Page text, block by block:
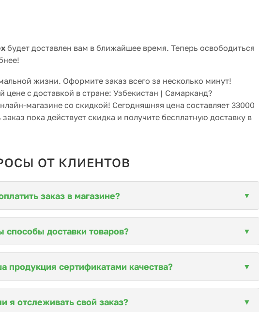
будет доставлен вам в ближайшее время. Теперь освободиться
жизни. Оформите заказ всего за несколько минут!
цене с доставкой в стране: Узбекистан | Самарканд?
магазине со скидкой! Сегодняшняя цена составляет 33000
пока действует скидка и получите бесплатную доставку в
ОТ КЛИЕНТОВ
заказ в магазине?
способы доставки товаров?
продукция сертификатами качества?
я отслеживать свой заказ?